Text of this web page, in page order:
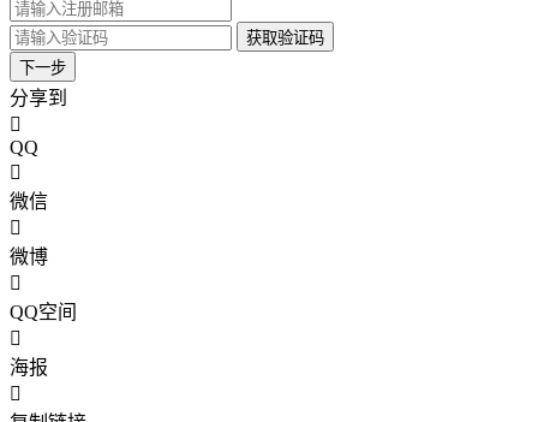
获取验证码
下一步
分享到
QQ
微信
微博
QQ空间
海报